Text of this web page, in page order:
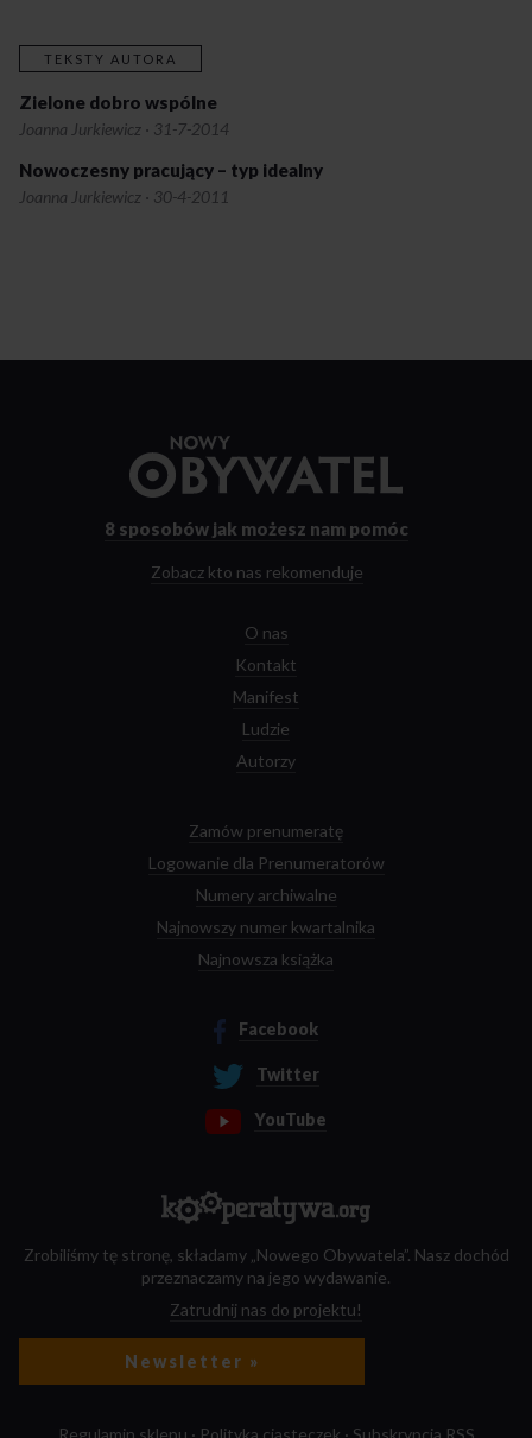
TEKSTY AUTORA
Zielone dobro wspólne
Joanna Jurkiewicz · 31-7-2014
Nowoczesny pracujący – typ idealny
Joanna Jurkiewicz · 30-4-2011
strony
8 sposobów jak możesz nam pomóc
Zobacz kto nas rekomenduje
O nas
Kontakt
Manifest
Ludzie
Autorzy
Zamów prenumeratę
Logowanie dla Prenumeratorów
Numery archiwalne
Najnowszy numer kwartalnika
Najnowsza książka
Facebook
Twitter
YouTube
Zrobiliśmy tę stronę, składamy „Nowego Obywatela”. Nasz dochód
przeznaczamy na jego wydawanie.
Zatrudnij nas do projektu!
Newsletter »